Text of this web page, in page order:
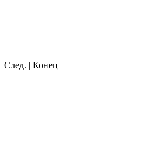
| След. | Конец